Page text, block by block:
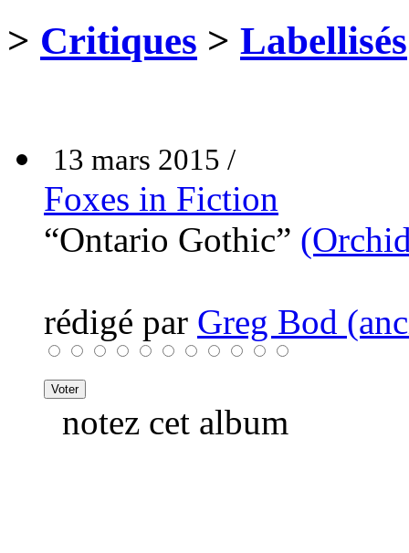
> Critiques > Labellisés
13 mars 2015 /
Foxes in Fiction
“Ontario Gothic”
rédigé par Greg Bod
notez cet album